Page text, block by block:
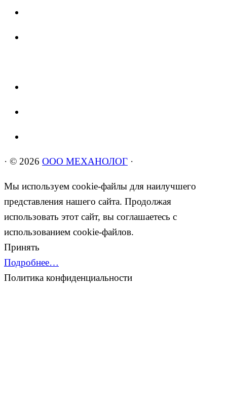
· © 2026 ООО МЕХАНОЛОГ ·
Мы используем cookie-файлы для наилучшего
представления нашего сайта. Продолжая
использовать этот сайт, вы соглашаетесь с
использованием cookie-файлов.
Принять
Подробнее…
Политика конфиденциальности